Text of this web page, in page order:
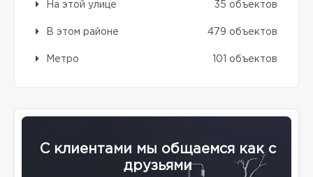
На этой улице 35 объектов
В этом районе 479 объектов
Метро 101 объектов
С клиентами мы общаемся как с
друзьями